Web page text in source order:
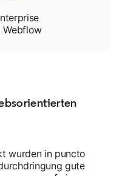
Webflow
wurden in puncto
gute